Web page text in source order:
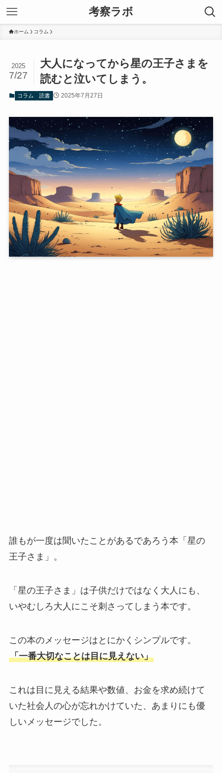
考察ラボ
ホーム コラム
大人になってから星の王子さまを
読むと泣いてしまう。
2025
7/27
コラム 読書 2025年7月27日
誰もが一度は聞いたことがあるであろう本「星の
王子さま」。
「星の王子さま」は子供だけではなく大人にも、
いやむしろ大人にこそ刺さってしまう本です。
この本のメッセージはとにかくシンプルです。
「一番大切なことは目に見えない」
これは目に見える結果や数値、お金を求め続けて
いた社会人の心が忘れかけていた、あまりにも優
しいメッセージでした。